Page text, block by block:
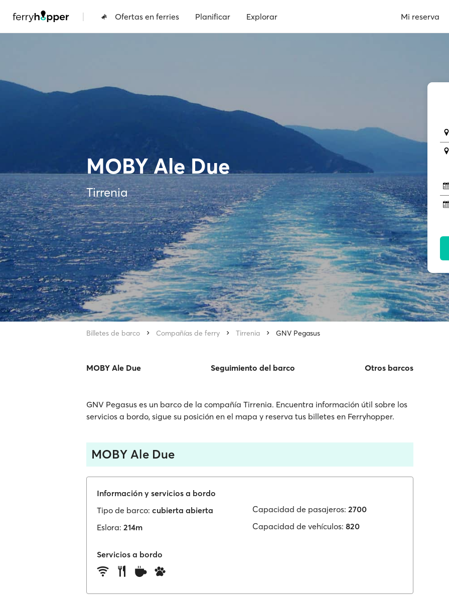
| Ofertas en ferries Planificar Explorar Mi reserva
MOBY Ale Due
Tirrenia
Billetes de barco Compañías de ferry Tirrenia GNV Pegasus
MOBY Ale Due Seguimiento del barco Otros barcos
GNV Pegasus es un barco de la compañía Tirrenia. Encuentra información útil sobre los
servicios a bordo, sigue su posición en el mapa y reserva tus billetes en Ferryhopper.
MOBY Ale Due
Información y servicios a bordo
Tipo de barco: cubierta abierta
Eslora: 214m
Capacidad de pasajeros: 2700
Capacidad de vehículos: 820
Servicios a bordo